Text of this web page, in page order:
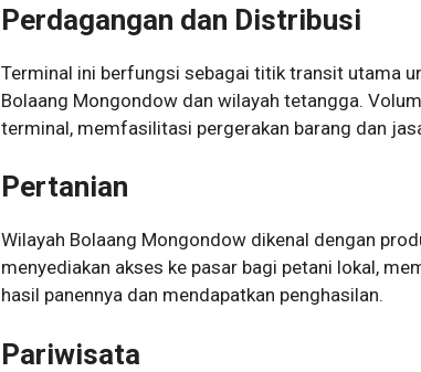
Perdagangan dan Distribusi
Terminal ini berfungsi sebagai titik transit utama
Bolaang Mongondow dan wilayah tetangga.
terminal, memfasilitasi pergerakan barang dan
Pertanian
Wilayah Bolaang Mongondow dikenal dengan
menyediakan akses ke pasar bagi petani lokal,
hasil panennya dan mendapatkan penghasilan.
Pariwisata